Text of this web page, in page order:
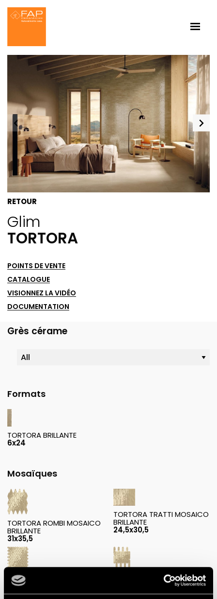
RETOUR
Glim
TORTORA
POINTS DE VENTE
CATALOGUE
VISIONNEZ LA VIDÉO
DOCUMENTATION
Grès cérame
Formats
TORTORA BRILLANTE
6x24
Mosaïques
TORTORA ROMBI MOSAICO
BRILLANTE
31x35,5
TORTORA TRATTI MOSAICO
BRILLANTE
24,5x30,5
TORTORA ROUND MOSAICO
BRILLANTE
29,5x35
TORTORA CURVE MOSAICO
29x29,5